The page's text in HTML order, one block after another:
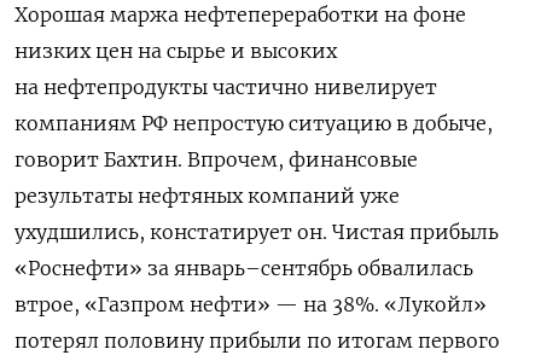
Хорошая маржа нефтепереработки на фоне
низких цен на сырье и высоких
на нефтепродукты частично нивелирует
компаниям РФ непростую ситуацию в добыче,
говорит Бахтин. Впрочем, финансовые
результаты нефтяных компаний уже
ухудшились, констатирует он. Чистая прибыль
«Роснефти» за январь–сентябрь обвалилась
втрое, «Газпром нефти» — на 38%. «Лукойл»
потерял половину прибыли по итогам первого